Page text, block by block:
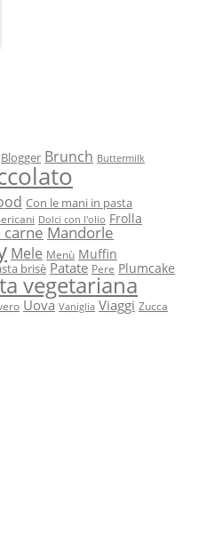
Blogger Brunch Buttermilk
Con le mani in pasta
Dolci con l'olio Frolla
carne Mandorle
Mele Menù Muffin
brisè Patate Pere Plumcake
vegetariana
Uova Vaniglia Viaggi Zucca